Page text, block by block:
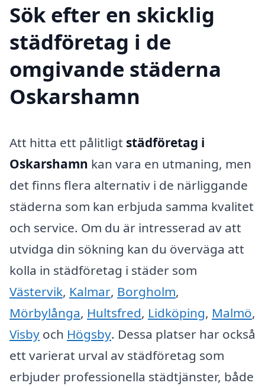
Sök efter en skicklig
städföretag i de
omgivande städerna
Oskarshamn
Att hitta ett pålitligt städföretag i
Oskarshamn kan vara en utmaning, men
det finns flera alternativ i de närliggande
städerna som kan erbjuda samma kvalitet
och service. Om du är intresserad av att
utvidga din sökning kan du överväga att
kolla in städföretag i städer som
Västervik, Kalmar, Borgholm,
Mörbylånga, Hultsfred, Lidköping, Malmö,
Visby och Högsby. Dessa platser har också
ett varierat urval av städföretag som
erbjuder professionella städtjänster, både